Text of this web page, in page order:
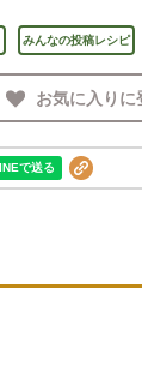
みんなの投稿レシピ
お気に入りに